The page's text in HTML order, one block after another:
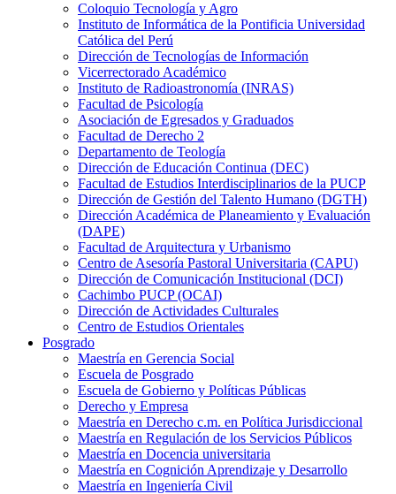
Coloquio Tecnología y Agro
Instituto de Informática de la Pontificia Universidad
Católica del Perú
Dirección de Tecnologías de Información
Vicerrectorado Académico
Instituto de Radioastronomía (INRAS)
Facultad de Psicología
Asociación de Egresados y Graduados
Facultad de Derecho 2
Departamento de Teología
Dirección de Educación Continua (DEC)
Facultad de Estudios Interdisciplinarios de la PUCP
Dirección de Gestión del Talento Humano (DGTH)
Dirección Académica de Planeamiento y Evaluación
(DAPE)
Facultad de Arquitectura y Urbanismo
Centro de Asesoría Pastoral Universitaria (CAPU)
Dirección de Comunicación Institucional (DCI)
Cachimbo PUCP (OCAI)
Dirección de Actividades Culturales
Centro de Estudios Orientales
Posgrado
Maestría en Gerencia Social
Escuela de Posgrado
Escuela de Gobierno y Políticas Públicas
Derecho y Empresa
Maestría en Derecho c.m. en Política Jurisdiccional
Maestría en Regulación de los Servicios Públicos
Maestría en Docencia universitaria
Maestría en Cognición Aprendizaje y Desarrollo
Maestría en Ingeniería Civil